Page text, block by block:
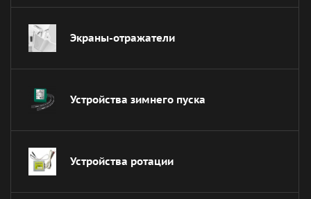
Экраны-отражатели
Устройства зимнего пуска
Устройства ротации